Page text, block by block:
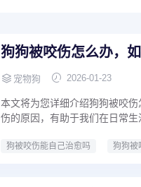
狗狗被咬伤怎么办，
宠物狗 2026-01-23
本文将为您详细介绍狗狗被咬
伤的原因，有助于我们在日常生
狗被咬伤能自己治愈吗 狗狗被